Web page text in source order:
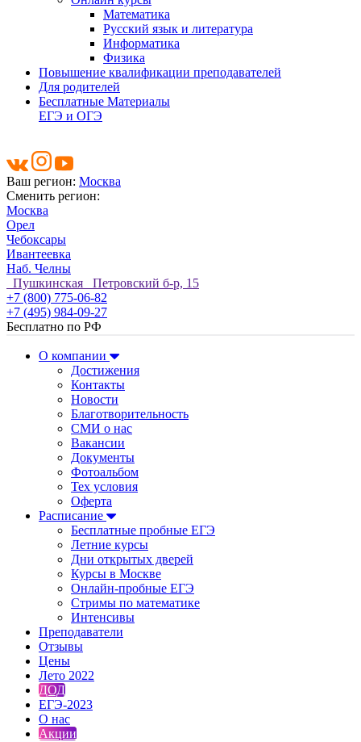
Математика
Русский язык и литература
Информатика
Физика
Повышение квалификации преподавателей
Для родителей
Бесплатные Материалы
ЕГЭ и ОГЭ
Ваш регион: Москва
Сменить регион:
Москва
Орел
Чебоксары
Ивантеевка
Наб. Челны
Пушкинская Петровский б-р, 15
+7 (800) 775-06-82
+7 (495) 984-09-27
Бесплатно по РФ
О компании
Достижения
Контакты
Новости
Благотворительность
СМИ о нас
Вакансии
Документы
Фотоальбом
Тех условия
Оферта
Расписание
Бесплатные пробные ЕГЭ
Летние курсы
Дни открытых дверей
Курсы в Москве
Онлайн-пробные ЕГЭ
Стримы по математике
Интенсивы
Преподаватели
Отзывы
Цены
Лето 2022
ДОД
ЕГЭ-2023
О нас
Акции